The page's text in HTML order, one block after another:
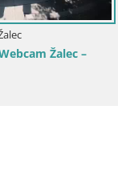
Žalec –